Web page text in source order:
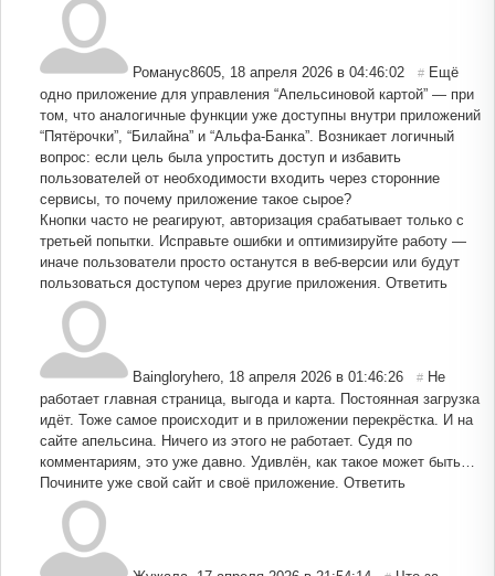
Романус8605 18 апреля 2026 в 04:46:02 # Ещё
одно приложение для управления “Апельсиновой картой” — при
том, что аналогичные функции уже доступны внутри приложений
“Пятёрочки”, “Билайна” и “Альфа-Банка”. Возникает логичный
вопрос: если цель была упростить доступ и избавить
пользователей от необходимости входить через сторонние
сервисы, то почему приложение такое сырое?
Кнопки часто не реагируют, авторизация срабатывает только с
третьей попытки. Исправьте ошибки и оптимизируйте работу —
иначе пользователи просто останутся в веб-версии или будут
пользоваться доступом через другие приложения. Ответить
Baingloryhero 18 апреля 2026 в 01:46:26 # Не
работает главная страница, выгода и карта. Постоянная загрузка
идёт. Тоже самое происходит и в приложении перекрёстка. И на
сайте апельсина. Ничего из этого не работает. Судя по
комментариям, это уже давно. Удивлён, как такое может быть…
Почините уже свой сайт и своё приложение. Ответить